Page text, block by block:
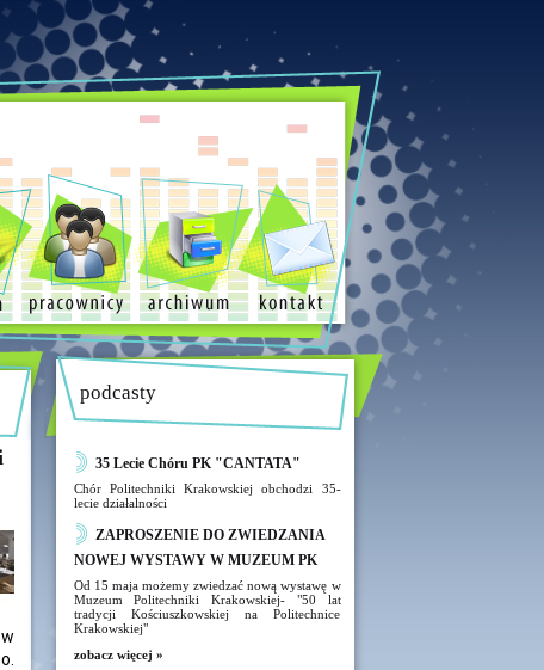
podcasty
35 Lecie Chóru PK "CANTATA"
Chór Politechniki Krakowskiej obchodzi 35-
lecie działalności
ZAPROSZENIE DO ZWIEDZANIA
NOWEJ WYSTAWY W MUZEUM PK
Od 15 maja możemy zwiedzać nową wystawę w
Muzeum Politechniki Krakowskiej- "50 lat
tradycji Kościuszkowskiej na Politechnice
Krakowskiej"
zobacz więcej »